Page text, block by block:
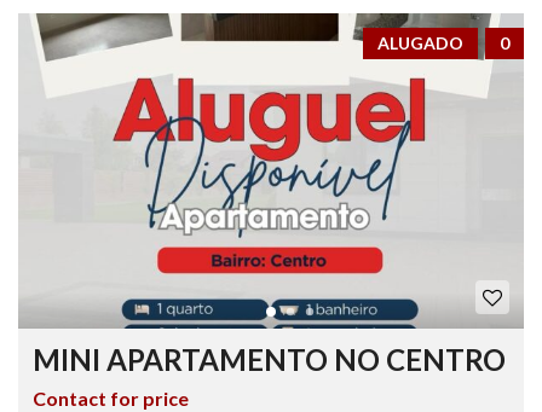
0
ALUGADO
MINI APARTAMENTO NO CENTRO
Contact for price